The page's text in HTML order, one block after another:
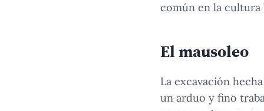
común en la cultura
El mausoleo
La excavación
un arduo y fino